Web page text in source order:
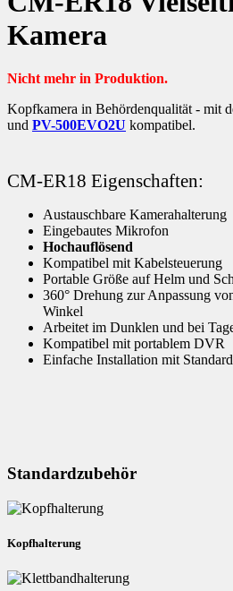
Kamera
Nicht mehr in Produktion.
Kopfkamera in Behördenqualität - mit
und PV-500EVO2U kompatibel.
CM-ER18 Eigenschaften:
Austauschbare Kamerahalterung
Eingebautes Mikrofon
Hochauflösend
Kompatibel mit Kabelsteuerung
Portable Größe auf Helm und
360° Drehung zur Anpassung
Winkel
Arbeitet im Dunklen und bei
Kompatibel mit portablem DVR
Einfache Installation mit
Standardzubehör
Kopfhalterung